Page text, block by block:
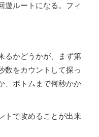
遊ルートになる。フィ
るかどうかが、まず第
数をカウントして探っ
、ボトムまで何秒かか
トで攻めることが出来